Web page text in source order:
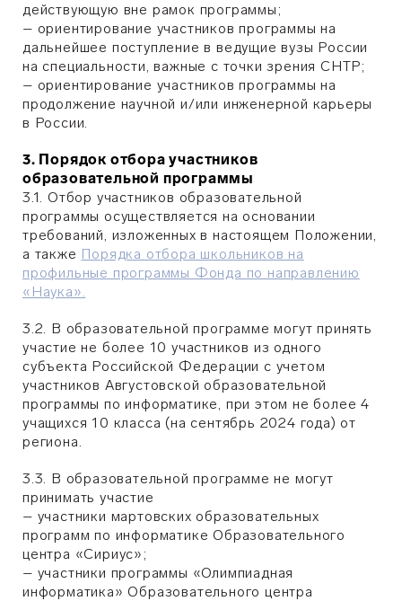
действующую вне рамок программы;
– ориентирование участников программы на
дальнейшее поступление в ведущие вузы России
на специальности, важные с точки зрения СНТР;
– ориентирование участников программы на
продолжение научной и/или инженерной карьеры
в России.
3. Порядок отбора участников
образовательной программы
3.1. Отбор участников образовательной
программы осуществляется на основании
требований, изложенных в настоящем Положении,
а также Порядка отбора школьников на
профильные программы Фонда по направлению
«Наука».
3.2. В образовательной программе могут принять
участие не более 10 участников из одного
субъекта Российской Федерации с учетом
участников Августовской образовательной
программы по информатике, при этом не более 4
учащихся 10 класса (на сентябрь 2024 года) от
региона.
3.3. В образовательной программе не могут
принимать участие
– участники мартовских образовательных
программ по информатике Образовательного
центра «Сириус»;
– участники программы «Олимпиадная
информатика» Образовательного центра